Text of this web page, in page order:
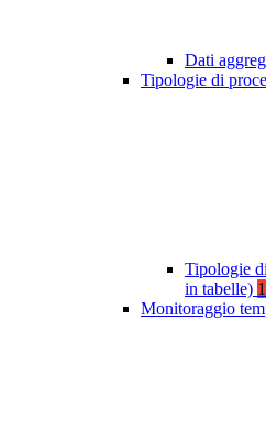
Dati
Tipologie di
Tipologie
in tabelle) 1
Monitoraggio